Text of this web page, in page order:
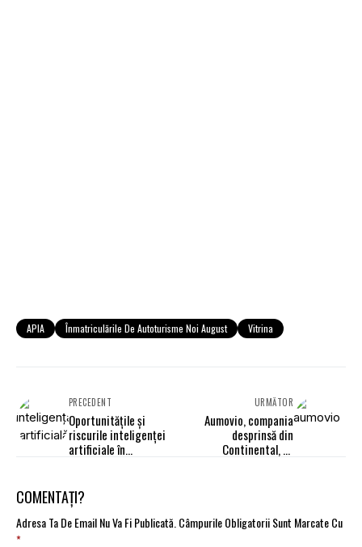
APIA Înmatriculările De Autoturisme Noi August Vitrina
PRECEDENT
Oportunitățile și
riscurile inteligenței
artificiale în
URMĂTOR
Aumovio, compania
desprinsă din
Continental, se
COMENTAȚI?
Adresa Ta De Email Nu Va Fi Publicată.Câmpurile Obligatorii Sunt Marcate Cu
*